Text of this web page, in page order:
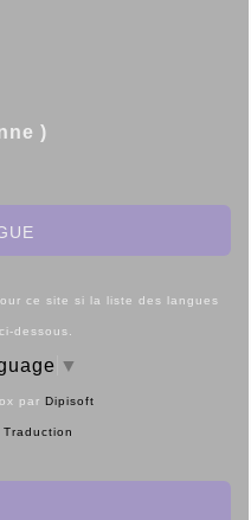
)
ce site si la liste des langues
dessous.
▼
par Dipisoft